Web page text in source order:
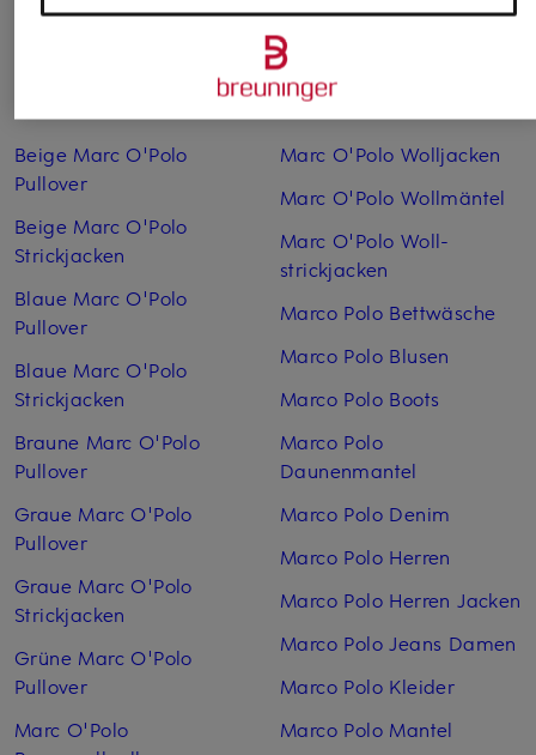
Beige Marc O'Polo
Pullover
Beige Marc O'Polo
Strickjacken
Blaue Marc O'Polo
Pullover
Blaue Marc O'Polo
Strickjacken
Braune Marc O'Polo
Pullover
Graue Marc O'Polo
Pullover
Graue Marc O'Polo
Strickjacken
Grüne Marc O'Polo
Pullover
Marc O'Polo
Marc O'Polo Woll­jacken
Marc O'Polo Woll­mäntel
Marc O'Polo Woll­
strickjacken
Marco Polo Bettwäsche
Marco Polo Blusen
Marco Polo Boots
Marco Polo
Daunenmantel
Marco Polo Denim
Marco Polo Herren
Marco Polo Herren Jacken
Marco Polo Jeans Damen
Marco Polo Kleider
Marco Polo Mantel